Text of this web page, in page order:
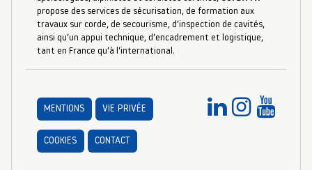
propose des services de sécurisation, de formation aux
travaux sur corde, de secourisme, d’inspection de cavités,
ainsi qu’un appui technique, d’encadrement et logistique,
tant en France qu’à l’international.
MENTIONS VIE PRIVÉE
COOKIES CONTACT